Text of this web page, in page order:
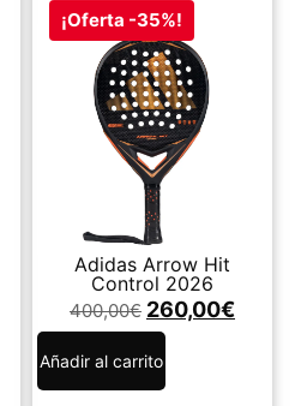
¡Oferta -35%!
Adidas Arrow Hit
Control 2026
400,00€ 260,00€
Añadir al carrito